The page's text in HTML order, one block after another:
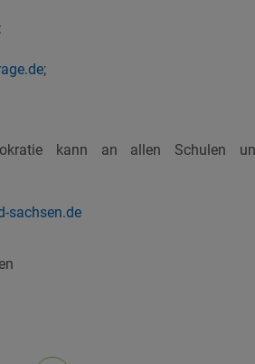
;
kann an allen Schulen
sachsen.de